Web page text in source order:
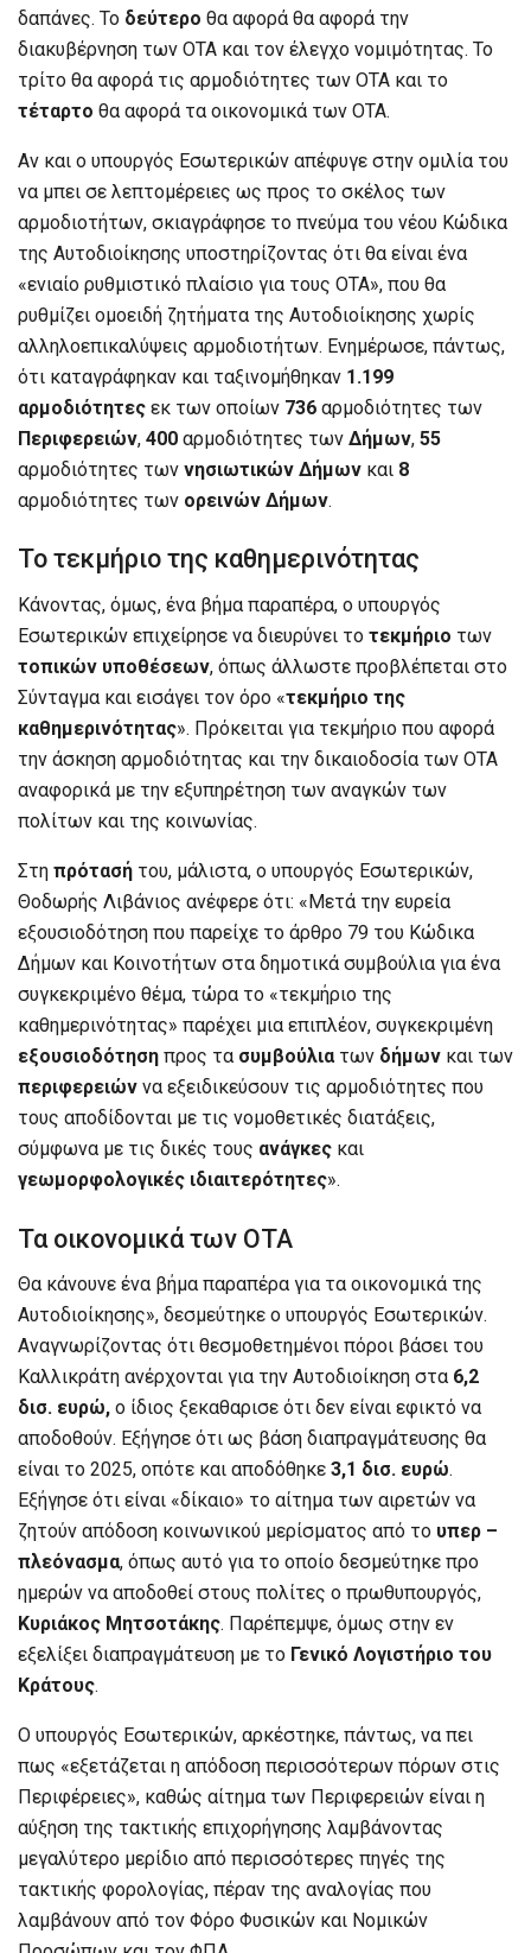
δαπάνες. Το δεύτερο θα αφορά θα αφορά την
διακυβέρνηση των ΟΤΑ και τον έλεγχο νομιμότητας. Το
τρίτο θα αφορά τις αρμοδιότητες των ΟΤΑ και το
τέταρτο θα αφορά τα οικονομικά των ΟΤΑ.
Αν και ο υπουργός Εσωτερικών απέφυγε στην ομιλία του
να μπει σε λεπτομέρειες ως προς το σκέλος των
αρμοδιοτήτων, σκιαγράφησε το πνεύμα του νέου Κώδικα
της Αυτοδιοίκησης υποστηρίζοντας ότι θα είναι ένα
«ενιαίο ρυθμιστικό πλαίσιο για τους ΟΤΑ», που θα
ρυθμίζει ομοειδή ζητήματα της Αυτοδιοίκησης χωρίς
αλληλοεπικαλύψεις αρμοδιοτήτων. Ενημέρωσε, πάντως,
ότι καταγράφηκαν και ταξινομήθηκαν 1.199
αρμοδιότητες εκ των οποίων 736 αρμοδιότητες των
Περιφερειών, 400 αρμοδιότητες των Δήμων, 55
αρμοδιότητες των νησιωτικών Δήμων και 8
αρμοδιότητες των ορεινών Δήμων.
Το τεκμήριο της καθημερινότητας
Κάνοντας, όμως, ένα βήμα παραπέρα, ο υπουργός
Εσωτερικών επιχείρησε να διευρύνει το τεκμήριο των
τοπικών υποθέσεων, όπως άλλωστε προβλέπεται στο
Σύνταγμα και εισάγει τον όρο «τεκμήριο της
καθημερινότητας». Πρόκειται για τεκμήριο που αφορά
την άσκηση αρμοδιότητας και την δικαιοδοσία των ΟΤΑ
αναφορικά με την εξυπηρέτηση των αναγκών των
πολίτων και της κοινωνίας.
Στη πρότασή του, μάλιστα, ο υπουργός Εσωτερικών,
Θοδωρής Λιβάνιος ανέφερε ότι: «Μετά την ευρεία
εξουσιοδότηση που παρείχε το άρθρο 79 του Κώδικα
Δήμων και Κοινοτήτων στα δημοτικά συμβούλια για ένα
συγκεκριμένο θέμα, τώρα το «τεκμήριο της
καθημερινότητας» παρέχει μια επιπλέον, συγκεκριμένη
εξουσιοδότηση προς τα συμβούλιατων δήμων και των
περιφερειών να εξειδικεύσουν τις αρμοδιότητες που
τους αποδίδονται με τις νομοθετικές διατάξεις,
σύμφωνα με τις δικές τους ανάγκες και
γεωμορφολογικές ιδιαιτερότητες».
Τα οικονομικά των ΟΤΑ
Θα κάνουνε ένα βήμα παραπέρα για τα οικονομικά της
Αυτοδιοίκησης», δεσμεύτηκε ο υπουργός Εσωτερικών.
Αναγνωρίζοντας ότι θεσμοθετημένοι πόροι βάσει του
Καλλικράτη ανέρχονται για την Αυτοδιοίκηση στα 6,2
δισ. ευρώ, ο ίδιος ξεκαθαρισε ότι δεν είναι εφικτό να
αποδοθούν. Εξήγησε ότι ως βάση διαπραγμάτευσης θα
είναι το 2025, οπότε και αποδόθηκε 3,1 δισ. ευρώ.
Εξήγησε ότι είναι «δίκαιο» το αίτημα των αιρετών να
ζητούν απόδοση κοινωνικού μερίσματος από το υπερ –
πλεόνασμα, όπως αυτό για το οποίο δεσμεύτηκε προ
ημερών να αποδοθεί στους πολίτες ο πρωθυπουργός,
Κυριάκος Μητσοτάκης. Παρέπεμψε, όμως στην εν
εξελίξει διαπραγμάτευση με το Γενικό Λογιστήριο του
Κράτους.
Ο υπουργός Εσωτερικών, αρκέστηκε, πάντως, να πει
πως «εξετάζεται η απόδοση περισσότερων πόρων στις
Περιφέρειες», καθώς αίτημα των Περιφερειών είναι η
αύξηση της τακτικής επιχορήγησης λαμβάνοντας
μεγαλύτερο μερίδιο από περισσότερες πηγές της
τακτικής φορολογίας, πέραν της αναλογίας που
λαμβάνουν από τον Φόρο Φυσικών και Νομικών